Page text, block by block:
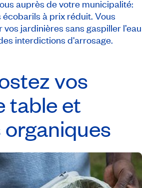
auprès de votre municipalité:
à prix réduit. Vous
jardinières sans gaspiller l’eau
interdictions d'arrosage.
vos
table et